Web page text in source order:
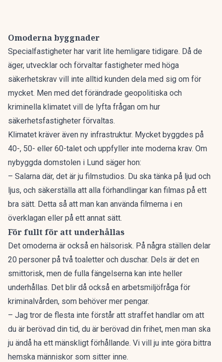
Omoderna byggnader
Specialfastigheter har varit lite hemligare tidigare. Då de
äger, utvecklar och förvaltar fastigheter med höga
säkerhetskrav vill inte alltid kunden dela med sig om för
mycket. Men med det förändrade geopolitiska och
kriminella klimatet vill de lyfta frågan om hur
säkerhetsfastigheter förvaltas.
Klimatet kräver även ny infrastruktur. Mycket byggdes på
40-, 50- eller 60-talet och uppfyller inte moderna krav. Om
nybyggda domstolen i Lund säger hon:
– Salarna där, det är ju filmstudios. Du ska tänka på ljud och
ljus, och säkerställa att alla förhandlingar kan filmas på ett
bra sätt. Detta så att man kan använda filmerna i en
överklagan eller på ett annat sätt.
För fullt för att underhållas
Det omoderna är också en hälsorisk. På några ställen delar
20 personer på två toaletter och duschar. Dels är det en
smittorisk, men de fulla fängelserna kan inte heller
underhållas. Det blir då också en arbetsmiljöfråga för
kriminalvården, som behöver mer pengar.
– Jag tror de flesta inte förstår att straffet handlar om att
du är berövad din tid, du är berövad din frihet, men man ska
ju ändå ha ett mänskligt förhållande. Vi vill ju inte göra bittra
hemska människor som sitter inne.